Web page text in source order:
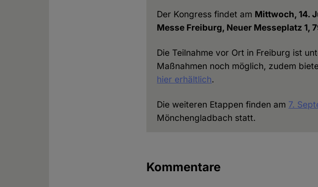
Der Kongress findet am Mittwoch, 14.
Messe Freiburg, Neuer Messeplatz 1,
Die Teilnahme vor Ort in Freiburg ist
Maßnahmen noch möglich, zudem
hier erhältlich.
Die weiteren Etappen finden am 7.
Mönchengladbach statt.
Kommentare